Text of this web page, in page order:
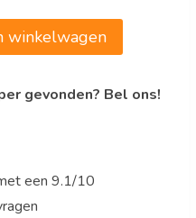
winkelwagen
gevonden? Bel ons!
een 9.1/10